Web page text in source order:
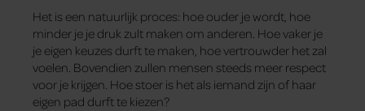
Het is een natuurlijk proces: hoe ouder je wordt, hoe
minder je je druk zult maken om anderen. Hoe vaker je
je eigen keuzes durft te maken, hoe vertrouwder het zal
voelen. Bovendien zullen mensen steeds meer respect
voor je krijgen. Hoe stoer is het als iemand zijn of haar
eigen pad durft te kiezen?